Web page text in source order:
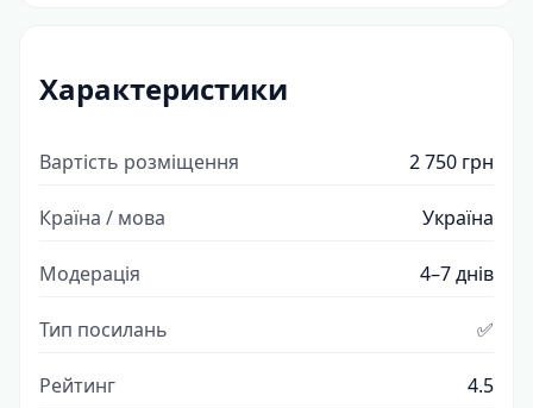
Характеристики
Вартість розміщення 2 750 грн
Країна / мова Україна
Модерація 4–7 днів
Тип посилань ✅
Рейтинг 4.5